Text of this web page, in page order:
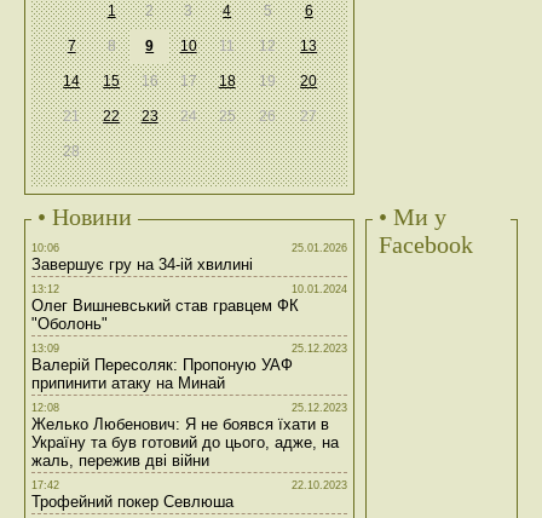
1 2 3 4 5 6
7 8 9 10 11 12 13
14 15 16 17 18 19 20
21 22 23 24 25 26 27
28
• Новини
10:06 25.01.2026
Завершує гру на 34-ій хвилині
13:12 10.01.2024
Олег Вишневський став гравцем ФК
"Оболонь"
13:09 25.12.2023
Валерій Пересоляк: Пропоную УАФ
припинити атаку на Минай
12:08 25.12.2023
Желько Любенович: Я не боявся їхати в
Україну та був готовий до цього, адже, на
жаль, пережив дві війни
17:42 22.10.2023
Трофейний покер Севлюша
• Ми у
Facebook